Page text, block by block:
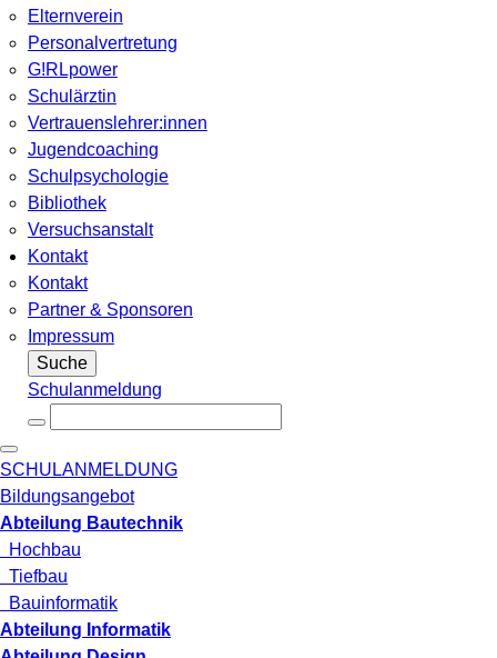
Elternverein
Personalvertretung
G!RLpower
Schulärztin
Vertrauenslehrer:innen
Jugendcoaching
Schulpsychologie
Bibliothek
Versuchsanstalt
Kontakt
Kontakt
Partner & Sponsoren
Impressum
Suche
Schulanmeldung
SCHULANMELDUNG
Bildungsangebot
Abteilung Bautechnik
Hochbau
Tiefbau
Bauinformatik
Abteilung Informatik